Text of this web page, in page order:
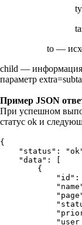
to —
child — информация
параметр
Пример JSON
При успешном
статус ok и
{
"status":
    "data": [
        {
"id":